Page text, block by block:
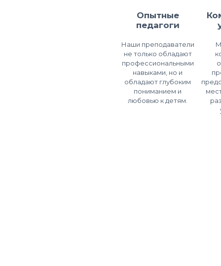
Опытные
педагоги
Наши преподаватели
не только обладают
профессиональными
навыками, но и
обладают глубоким
пониманием и
любовью к детям.